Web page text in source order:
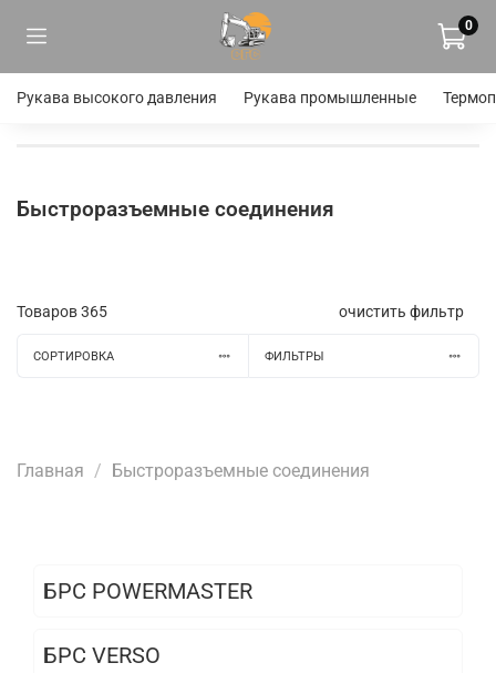
0
Рукава высокого давления Рукава промышленные
Быстроразъемные соединения
Товаров365 очистить фильтр
СОРТИРОВКА ФИЛЬТРЫ
Главная Быстроразъемные соединения
БРС POWERMASTER
БРС VERSO